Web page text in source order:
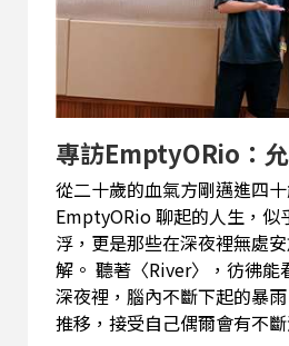
專訪EmptyORio：
從二十歲的血氣方剛邁進四十
EmptyORio 聊起的人生，似
浮，更是那些在深夜裡無處
解。 聽著〈River〉，彷彿能看見在宿醉與失眠的
深夜裡，腦內不斷下起的暴
推移，接受自己偶爾會有不